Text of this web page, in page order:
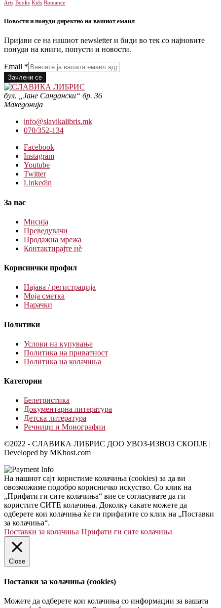
Arts Books Kids Romance
Новости и понуди директно на вашиот емаил
Пријави се на нашиот newsletter и биди во тек со најновите
понуди на книги, попусти и новости.
Email *
Зачлени се
бул. „Јане Сандански“ бр. 36
Македонија
info@slavikalibris.mk
070/352-134
Facebook
Instagram
Youtube
Twitter
Linkedin
За нас
Мисија
Преведувачи
Продажна мрежа
Контактирајте нè
Кориснички профил
Најава / регистрација
Моја сметка
Нарачки
Политики
Услови на купување
Политика на приватност
Политика на колачиња
Категории
Белетристика
Документарна литература
Детска литература
Речници и Монографии
©2022 - СЛАВИКА ЛИБРИС ДОО УВОЗ-ИЗВОЗ СКОПЈЕ |
Developed by MKhost.com
На нашиот сајт користиме колачиња (cookies) за да ви
овозможиме подобро корисничко искуство. Со клик на
„Прифати ги сите колачиња“ вие се согласувате да ги
користите СИТЕ колачиња. Доколку сакате можете да
одберете кои колачиња ќе ги прифатите со клик на „Поставки
за колачиња“.
Поставки за колачиња Прифати ги сите колачиња
Close
Поставки за колачиња (cookies)
Можете да одберете кои колачиња со информации за вашата